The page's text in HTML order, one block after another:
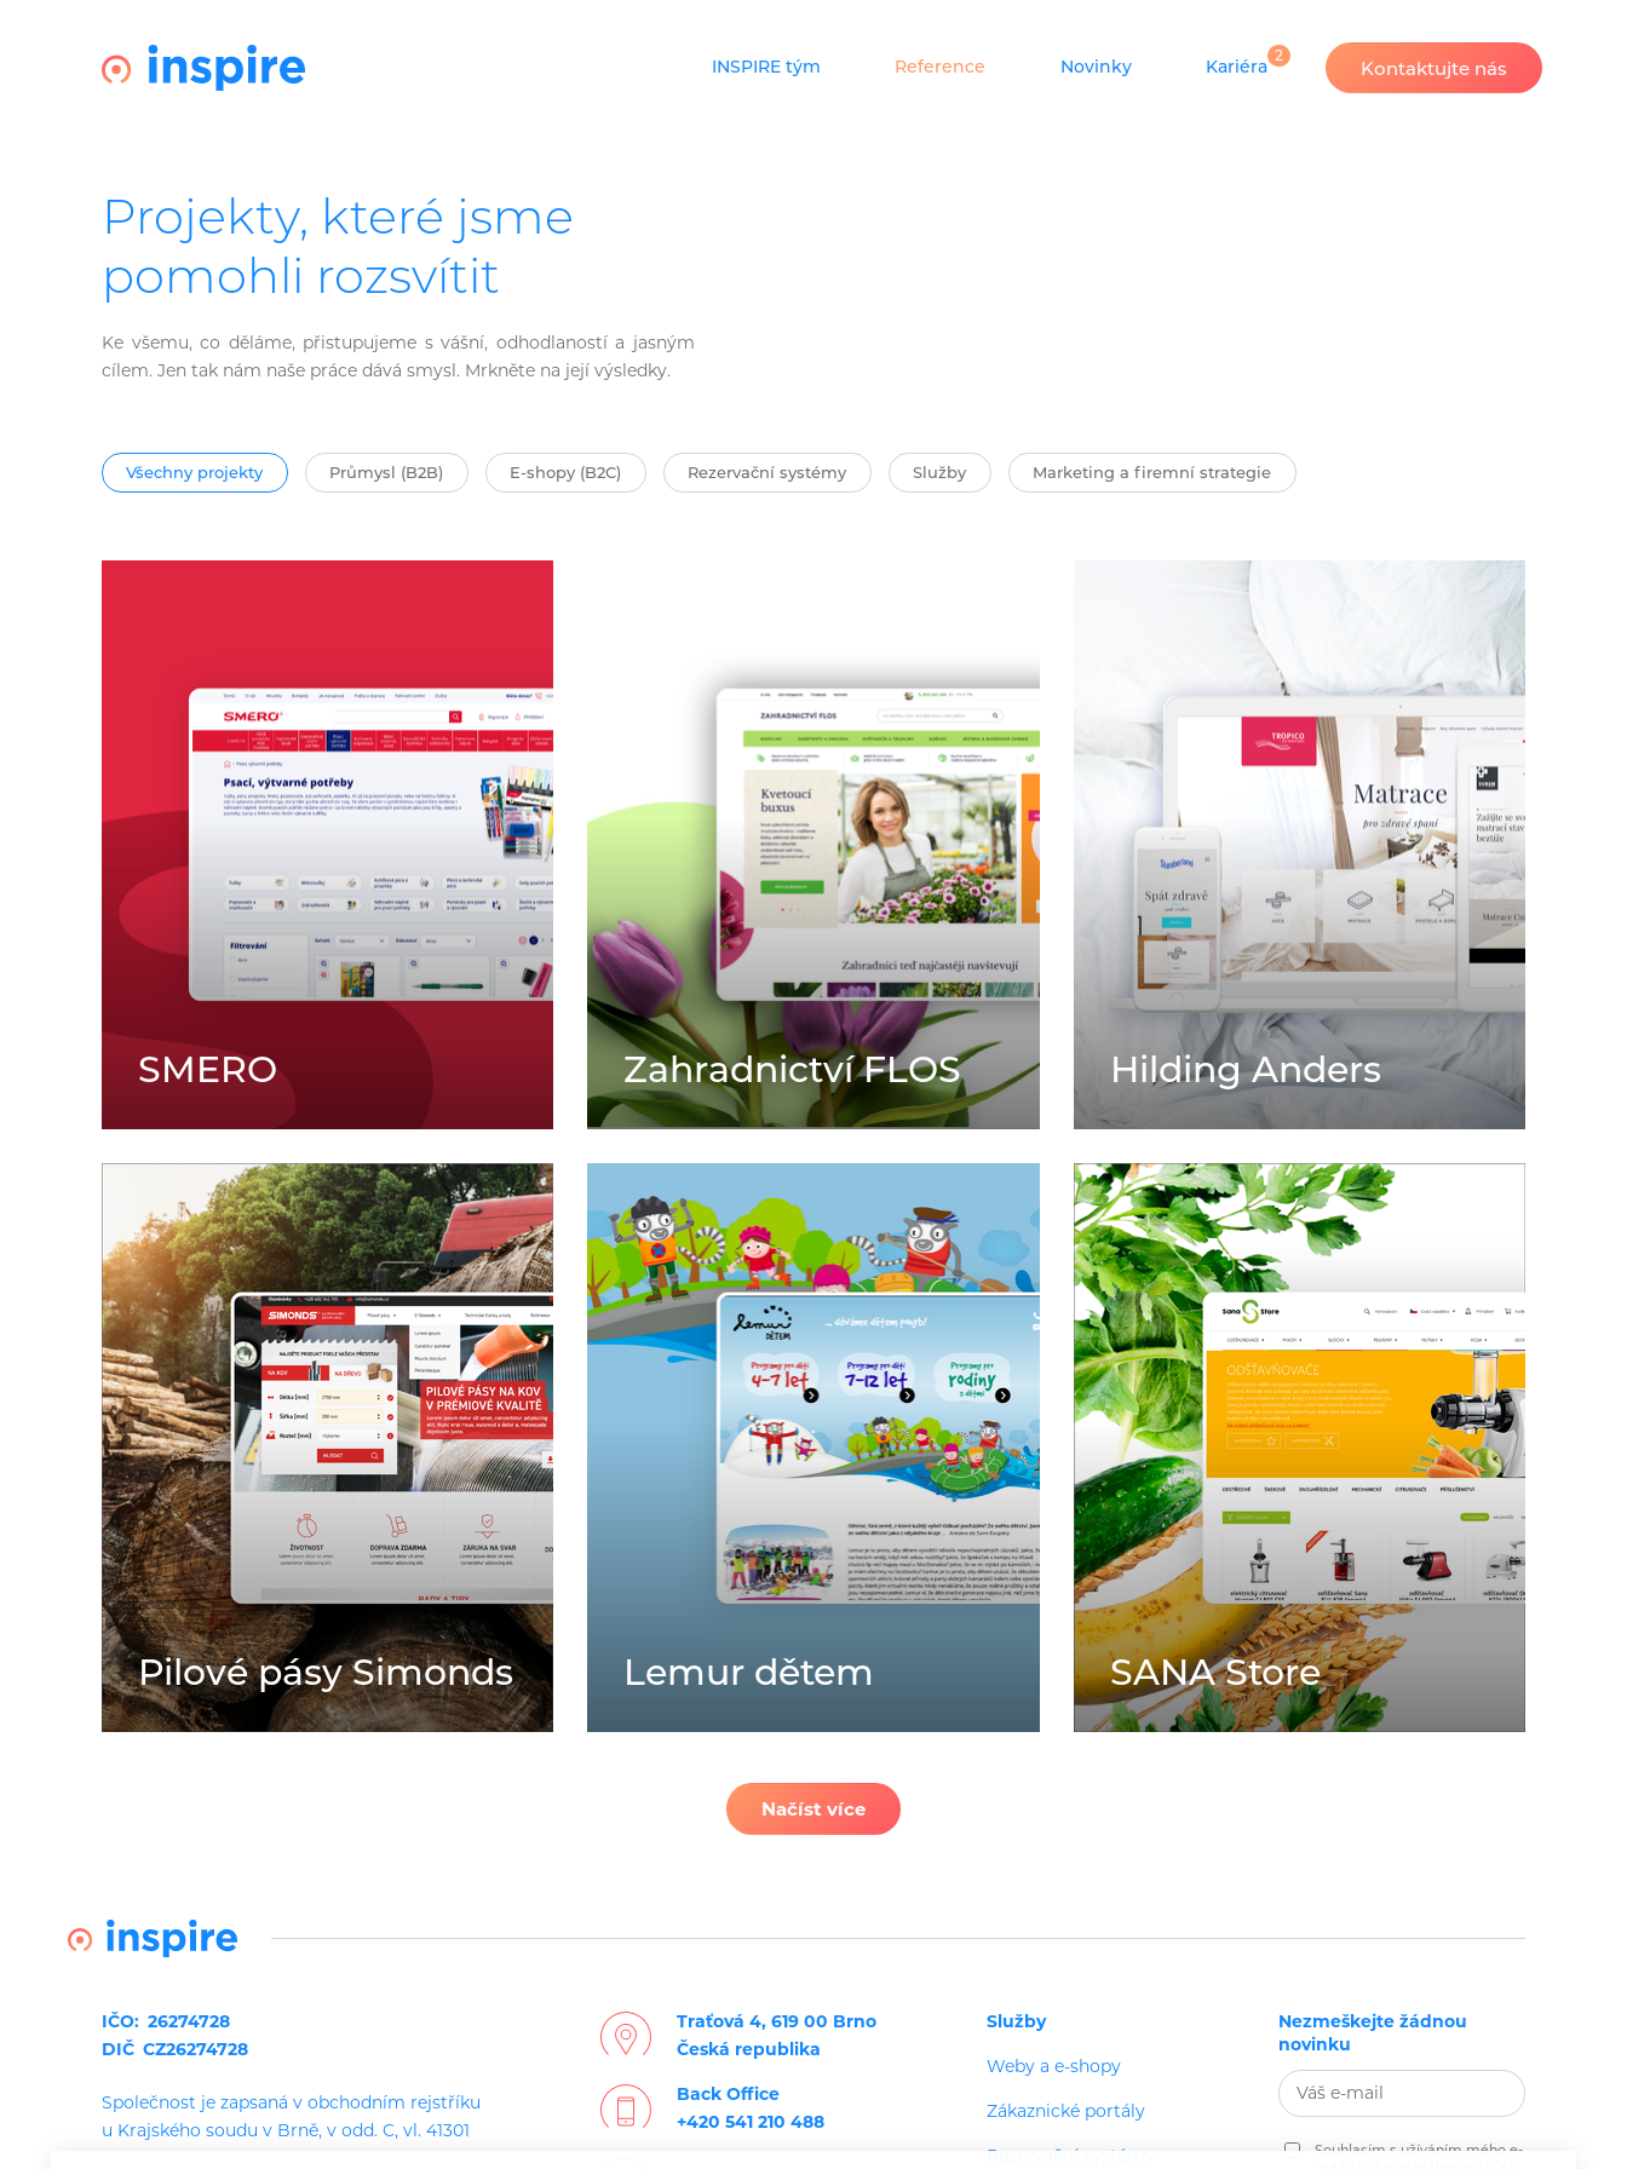
INSPIRE tým Reference Novinky Kariéra 2
Kontaktujte nás
Projekty, které jsme
pomohli rozsvítit
Ke všemu, co děláme, přistupujeme s vášní, odhodlaností a jasným
cílem. Jen tak nám naše práce dává smysl. Mrkněte na její výsledky.
Všechny projekty Průmysl (B2B) E-shopy (B2C) Rezervační systémy Služby Marketing a firemní strategie
SMERO Zahradnictví FLOS Hilding Anders
Pilové pásy Simonds Lemur dětem SANA Store
Načíst více
IČO: 26274728
DIČ CZ26274728
Společnost je zapsaná v obchodním rejstříku
u Krajského soudu v Brně, v odd. C, vl. 41301
Traťová 4, 619 00 Brno
Česká republika
Back Office
+420 541 210 488
Služby
Weby a e-shopy
Zákaznické portály
Rezervační systémy
Nezmeškejte žádnou
novinku
Souhlasím s užíváním mého e-